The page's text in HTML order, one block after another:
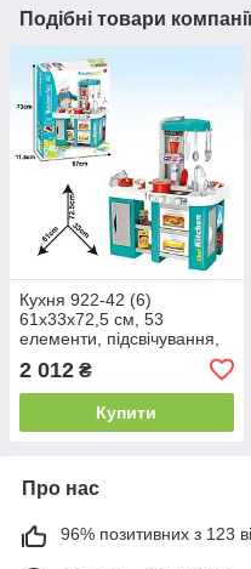
Подібні товари
Кухня 922-42 (6)
61х33х72,5 см, 53
елементи, підсвічування,
полички, муляжі продуктів,
посуд, в коробці
2 012 ₴
Купити
Про нас
96% позитивних з 123